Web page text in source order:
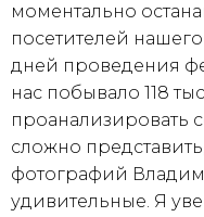
моментально
посетителей
дней проведения
нас побывало 118
проанализировать
сложно
фотографий
удивительные. Я